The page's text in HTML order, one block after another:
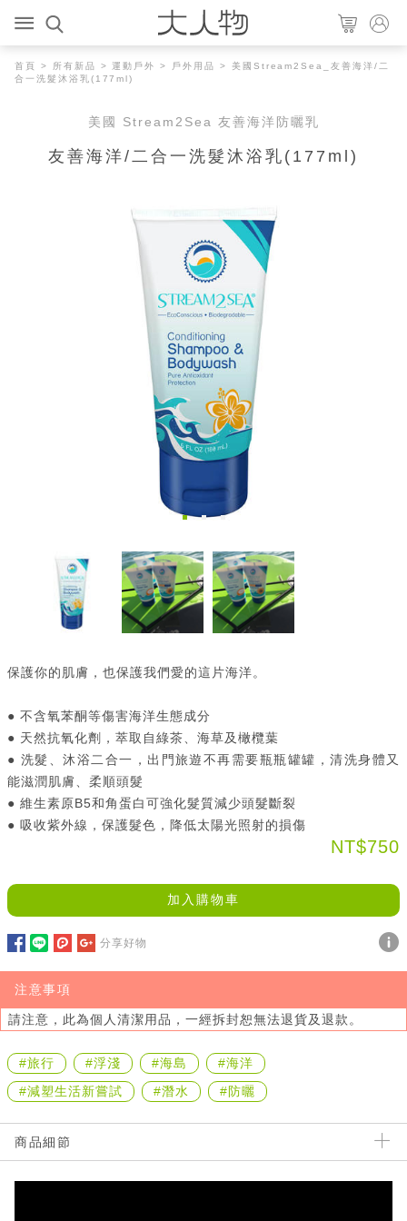
首頁 > 所有新品 > 運動戶外 > 戶外用品
> 美國Stream2Sea_友善海洋/二
合一洗髮沐浴乳(177ml)
美國 Stream2Sea 友善海洋防曬乳
友善海洋/二合一洗髮沐浴乳(177ml)
保護你的肌膚，也保護我們愛的這片海洋。
● 不含氧苯酮等傷害海洋生態成分
● 天然抗氧化劑，萃取自綠茶、海草及橄欖葉
● 洗髮、沐浴二合一，出門旅遊不再需要瓶瓶罐罐，清洗身體又
能滋潤肌膚、柔順頭髮
● 維生素原B5和角蛋白可強化髮質減少頭髮斷裂
● 吸收紫外線，保護髮色，降低太陽光照射的損傷
NT$750
加入購物車
分享好物
注意事項
請注意，此為個人清潔用品，一經拆封恕無法退貨及退款。
#旅行 #浮淺 #海島
#海洋
#減塑生活新嘗試
#潛水 #防曬
商品細節